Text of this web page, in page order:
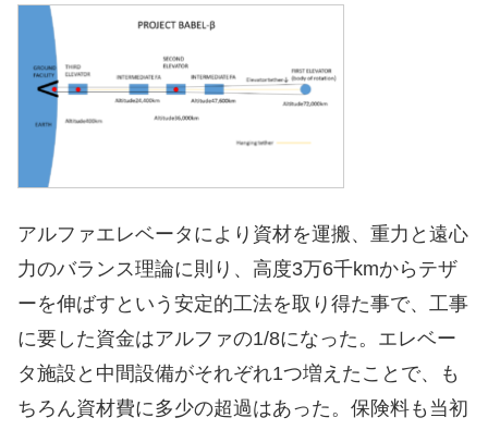
アルファエレベータにより資材を運搬、重力と遠心
力のバランス理論に則り、高度3万6千kmからテザ
ーを伸ばすという安定的工法を取り得た事で、工事
に要した資金はアルファの1/8になった。エレベー
タ施設と中間設備がそれぞれ1つ増えたことで、も
ちろん資材費に多少の超過はあった。保険料も当初